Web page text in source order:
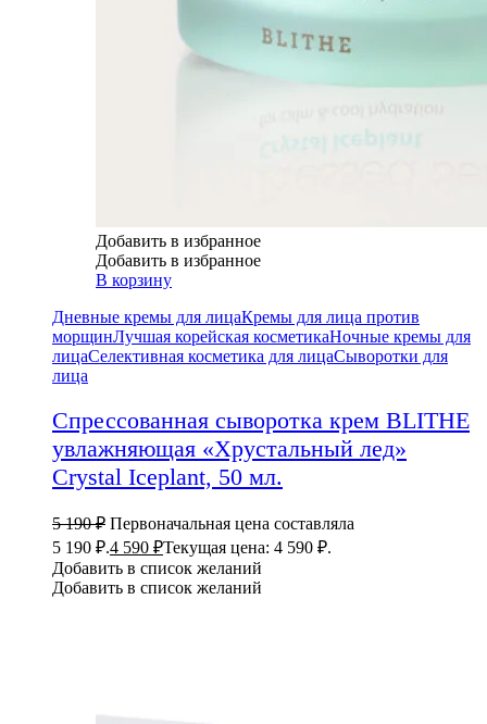
Добавить в избранное
Добавить в избранное
В корзину
Дневные кремы для лицаКремы для лица против
морщинЛучшая корейская косметикаНочные кремы для
лицаСелективная косметика для лицаСыворотки для
лица
Спрессованная сыворотка крем BLITHE
увлажняющая «Хрустальный лед»
Crystal Iceplant, 50 мл.
5 190₽ Первоначальная цена составляла
5 190 ₽.4 590 ₽Текущая цена: 4 590 ₽.
Добавить в список желаний
Добавить в список желаний